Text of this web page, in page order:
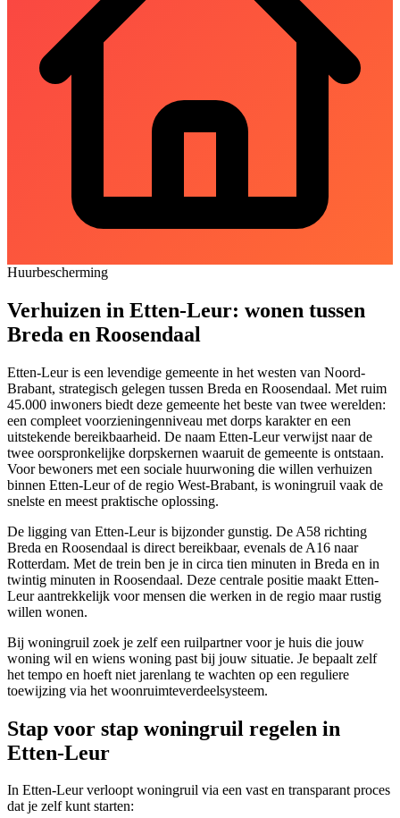
Huurbescherming
Verhuizen in Etten-Leur: wonen tussen
Breda en Roosendaal
Etten-Leur is een levendige gemeente in het westen van Noord-
Brabant, strategisch gelegen tussen Breda en Roosendaal. Met ruim
45.000 inwoners biedt deze gemeente het beste van twee werelden:
een compleet voorzieningenniveau met dorps karakter en een
uitstekende bereikbaarheid. De naam Etten-Leur verwijst naar de
twee oorspronkelijke dorpskernen waaruit de gemeente is ontstaan.
Voor bewoners met een sociale huurwoning die willen verhuizen
binnen Etten-Leur of de regio West-Brabant, is woningruil vaak de
snelste en meest praktische oplossing.
De ligging van Etten-Leur is bijzonder gunstig. De A58 richting
Breda en Roosendaal is direct bereikbaar, evenals de A16 naar
Rotterdam. Met de trein ben je in circa tien minuten in Breda en in
twintig minuten in Roosendaal. Deze centrale positie maakt Etten-
Leur aantrekkelijk voor mensen die werken in de regio maar rustig
willen wonen.
Bij woningruil zoek je zelf een ruilpartner voor je huis die jouw
woning wil en wiens woning past bij jouw situatie. Je bepaalt zelf
het tempo en hoeft niet jarenlang te wachten op een reguliere
toewijzing via het woonruimteverdeelsysteem.
Stap voor stap woningruil regelen in
Etten-Leur
In Etten-Leur verloopt woningruil via een vast en transparant proces
dat je zelf kunt starten: